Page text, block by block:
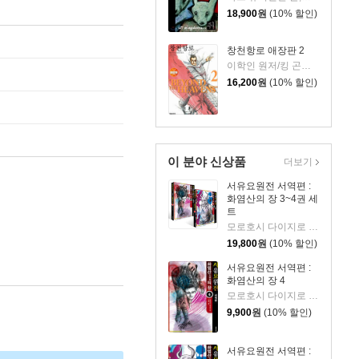
18,900원 (10% 할인)
창천항로 애장판 2
이학인 원저/킹 곤타 글그림
16,200원 (10% 할인)
이 분야 신상품
서유요원전 서역편 :
화염산의 장 3~4권 세
트
모로호시 다이지로 글그림/서현아 역
19,800원 (10% 할인)
서유요원전 서역편 :
화염산의 장 4
모로호시 다이지로 글,그림/서현아 역
9,900원 (10% 할인)
서유요원전 서역편 :
더보기